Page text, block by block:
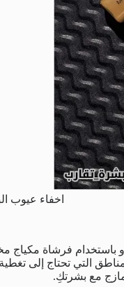
اخفاء عيوب
باستخدام فرشاة مكياج
التي تحتاج إلى
مع بشرتكِ.